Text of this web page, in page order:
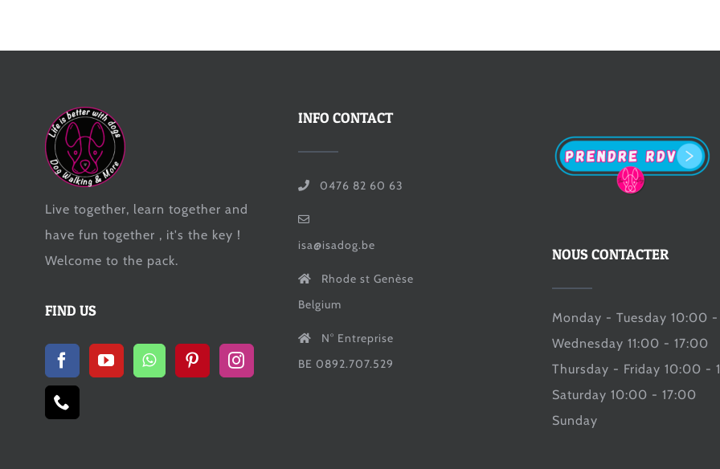
Live together, learn together and
have fun together , it's the key !
Welcome to the pack.
FIND US
INFO CONTACT
0476 82 60 63
isa@isadog.be
Rhode st Genèse
Belgium
N° Entreprise
BE 0892.707.529
NOUS CONTACTER
Monday - Tuesday 10:00
Wednesday 11:00 - 17:00
Thursday - Friday 10:00 -
Saturday 10:00 - 17:00
Sunday